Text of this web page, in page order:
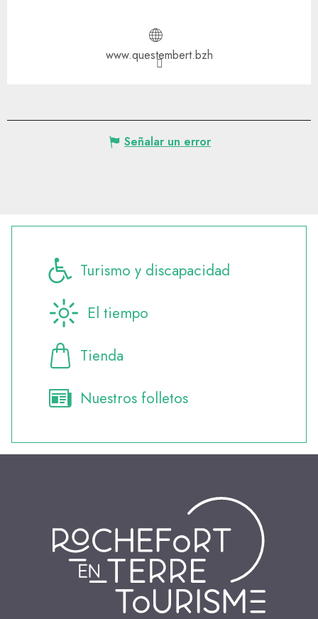
www.questembert.bzh
Señalar un error
Turismo y discapacidad
El tiempo
Tienda
Nuestros folletos